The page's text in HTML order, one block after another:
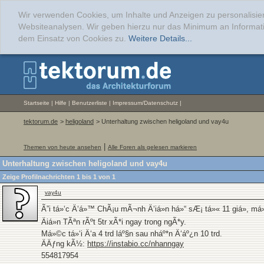
Wir verwenden Cookies, um Inhalte und Anzeigen zu
Websiteanalysen. Wir geben hierzu nur das Minimum an
dem Einsatz von Cookies zu. Weitere Details...
Startseite | Hilfe | Benutzerliste | Impressum/Datenschutz |
tektorum.de > heligoland > Unterhaltung zwischen heligoland und vay4u
Themen von heute ansehen Alle Foren als gelesen markieren
Unterhaltung zwischen heligoland und vay4u
Zeige Profilnachrichten 1 bis 1 von 1
vay4u
Ã”i tá»‘c Ä‘á»™ ChÃ¡u mÃ¬nh Ä‘iá»n há»“ sÆ¡ tá»« 11 giá»,
Äiá»n TÃªn rÃºt 5tr xÃ*i ngay trong ngÃ*y.
Má»©c tá»‘i Ä‘a 4 trd láº§n sau nháº*n Ä‘áº¿n 10 trd.
ÄÄƒng kÃ½: https://instabio.cc/nhanngay
554817954